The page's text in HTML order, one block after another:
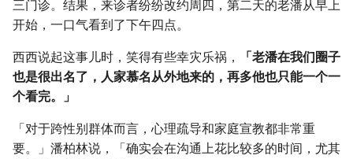
三门诊。结果，来诊者纷纷改约周四，第二天的老潘从早上
开始，一口气看到了下午四点。
西西说起这事儿时，笑得有些幸灾乐祸，
「老潘在我们圈子
也是很出名了，人家慕名从外地来的，再多他也只能一个一
个看完。」
「对于跨性别群体而言，心理疏导和家庭宣教都非常重
要。」潘柏林说，「确实会在沟通上花比较多的时间，尤其